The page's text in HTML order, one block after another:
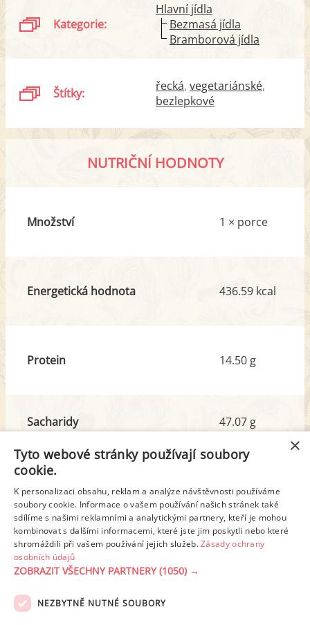
Kategorie:
Hlavní jídla
Bezmasá jídla
Bramborová jídla
Štítky: řecká vegetariánské
bezlepkové
NUTRIČNÍ HODNOTY
Množství 1 × porce
Energetická hodnota 436.59 kcal
Protein 14.50 g
Sacharidy
z toho cukr
47.07 g
8.72 g
Tuk
z toho nas. mastné kyseliny
18.36 g
7.77 g
Detailní rozpis
×
Tyto webové stránky používají soubory
cookie.
K personalizaci obsahu, reklam a analýze návštěvnosti používáme
soubory cookie. Informace o vašem používání našich stránek také
sdílíme s našimi reklamními a analytickými partnery, kteří je mohou
kombinovat s dalšími informacemi, které jste jim poskytli nebo které
shromáždili při vašem používání jejich služeb.Zásady ochrany
osobních údajů
ZOBRAZIT VŠECHNY PARTNERY(1050) →
NEZBYTNĚ NUTNÉ SOUBORY